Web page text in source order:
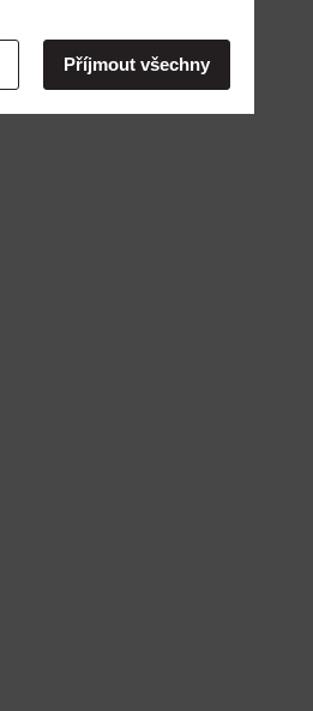
Příjmout všechny